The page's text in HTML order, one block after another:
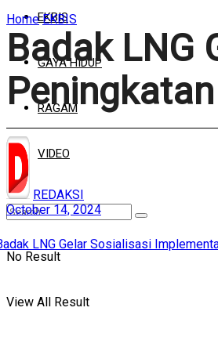
EKBIS
GAYA HIDUP
RAGAM
VIDEO
No Result
View All Result
Home EKBIS
Badak LNG
REDAKSI
October 14, 2024